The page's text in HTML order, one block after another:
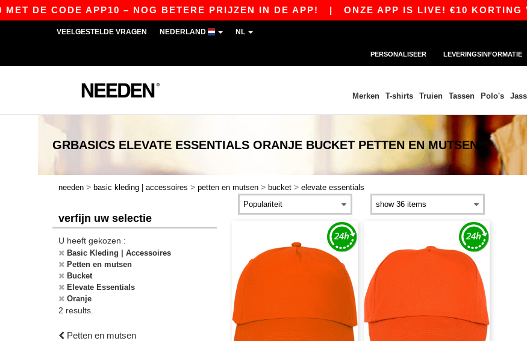
DE CODE APP10 – NOG BETERE PRIJZEN IN DE APP!| ONZE APP IS LIVE! €10 KORTING
VEELGESTELDE VRAGEN NEDERLAND NL
PERSONALISEER LEVERINGSINFORMATIE
Merken T-shirts Truien Tassen Polo's
GRBASICS ELEVATE ESSENTIALS ORANJE BUCKET PETTEN EN MUTSEN
needen > basic kleding | accessoires > petten en mutsen > bucket > elevate essentials
verfijn uw selectie
U heeft gekozen :
Basic Kleding | Accessoires
Petten en mutsen
Bucket
Elevate Essentials
Oranje
2 results.
Petten en mutsen